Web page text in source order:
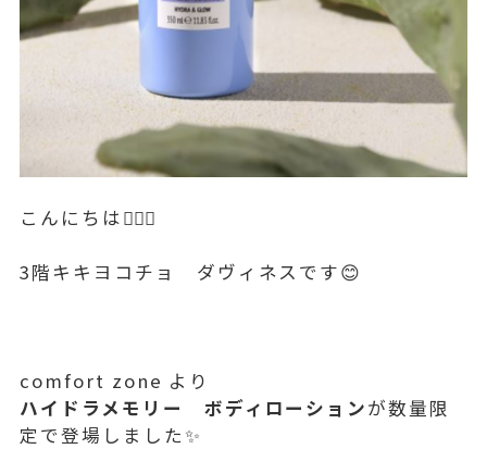
こんにちは🙋🏻‍♀️
3階キキヨコチョ ダヴィネスです😊
comfort zone より
ハイドラメモリー ボディローションが数量限
定で登場しました✨